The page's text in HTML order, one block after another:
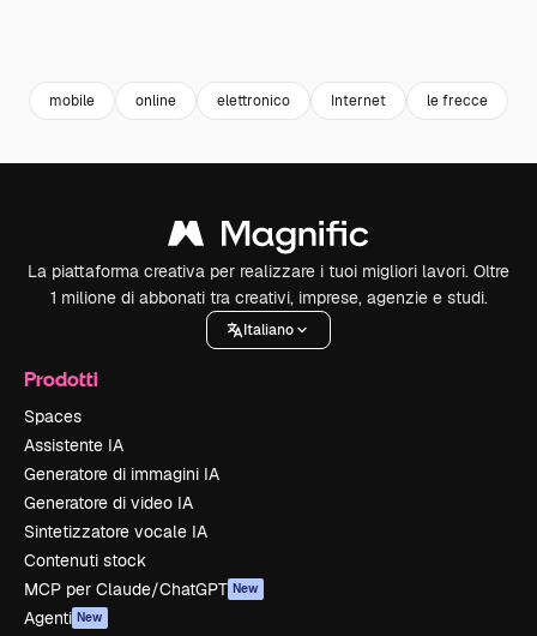
mobile online elettronico Internet le frecce
La piattaforma creativa per realizzare i tuoi migliori lavori. Oltre
1 milione di abbonati tra creativi, imprese, agenzie e studi.
Italiano
Prodotti
Spaces
Assistente IA
Generatore di immagini IA
Generatore di video IA
Sintetizzatore vocale IA
Contenuti stock
MCP per Claude/ChatGPT New
Agenti New